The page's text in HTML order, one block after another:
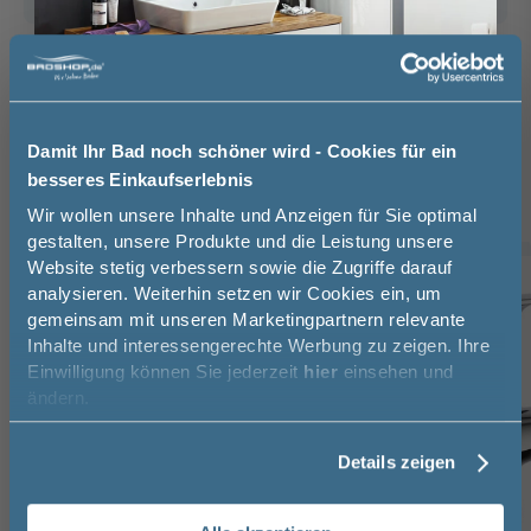
Damit Ihr Bad noch schöner wird - Cookies für ein
besseres Einkaufserlebnis
Wir wollen unsere Inhalte und Anzeigen für Sie optimal
gestalten, unsere Produkte und die Leistung unsere
Website stetig verbessern sowie die Zugriffe darauf
analysieren. Weiterhin setzen wir Cookies ein, um
gemeinsam mit unseren Marketingpartnern relevante
Inhalte und interessengerechte Werbung zu zeigen. Ihre
Einwilligung können Sie jederzeit hier einsehen und
ändern.
Details zeigen
Das passt dazu
Waschtischarmatur (2)
Handtuchhalter (2)
Oberschrank (1)
Unterschrank (1) Gestellfuß (1)
TOPSELLER -10%
Jetzt 50 € sparen!
Melde Sie sich hier zu unserem
Newsletter an und sparen Sie
50€* auf Ihre Bestellung!
Vorname